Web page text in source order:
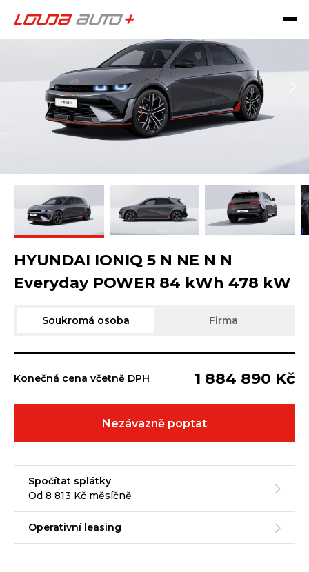
HYUNDAI IONIQ 5 N NE N N
Everyday POWER 84 kWh 478 kW
Soukromá osoba Firma
Konečná cena včetně DPH 1 884 890 Kč
Nezávazně poptat
Spočítat splátky
Od 8 813 Kč měsíčně
Operativní leasing